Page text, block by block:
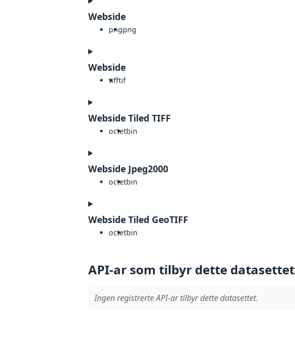
Webside
pngpng
Webside
tifftif
Webside Tiled TIFF
octetbin
Webside Jpeg2000
octetbin
Webside Tiled GeoTIFF
octetbin
API-ar som tilbyr dette datasettet
Ingen registrerte API-ar tilbyr dette datasettet.